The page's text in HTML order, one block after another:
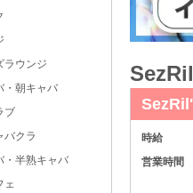
ラウンジ
・朝キャバ
ブ
バクラ
・半熟キャバ
ェ
時給
営業時間